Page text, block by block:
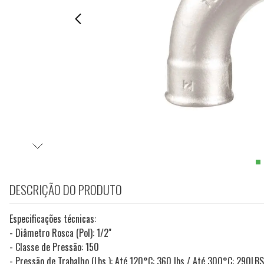
DESCRIÇÃO DO PRODUTO
Especificações técnicas:
- Diâmetro Rosca (Pol): 1/2"
- Classe de Pressão: 150
- Pressão de Trabalho (Lbs ): Até 120°C: 360 lbs / Até 300°C: 290LBS